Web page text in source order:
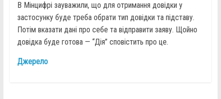
В Мінцифрі зауважили, що для отримання довідки у
застосунку буде треба обрати тип довідки та підставу.
Потім вказати дані про себе та відправити заяву. Щойно
довідка буде готова — “Дія” сповістить про це.
Джерело